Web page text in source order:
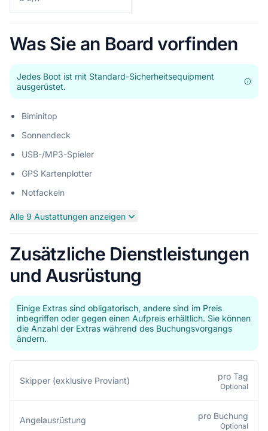
Was Sie an Board vorfinden
Jedes Boot ist mit Standard-Sicherheitsequipment
ausgerüstet.
Biminitop
Sonnendeck
USB-/MP3-Spieler
GPS Kartenplotter
Notfackeln
Alle 9 Austattungen anzeigen
Zusätzliche Dienstleistungen
und Ausrüstung
Einige Extras sind obligatorisch, andere sind im Preis
inbegriffen oder gegen einen Aufpreis erhältlich. Sie können
die Anzahl der Extras während des Buchungsvorgangs
ändern.
Skipper (exklusive Proviant) pro Tag
Optional
Angelausrüstung pro Buchung
Optional